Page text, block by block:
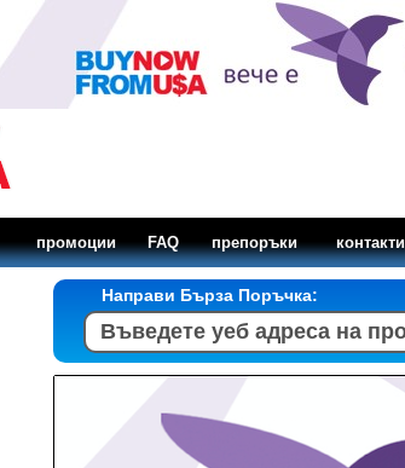
промоции FAQ препоръки контакти
Направи Бърза Поръчка: